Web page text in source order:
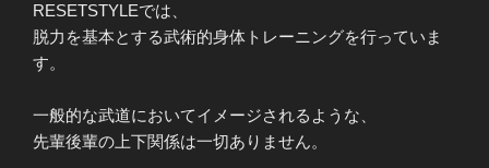
RESETSTYLEでは、
脱力を基本とする武術的身体トレーニングを行っていま
す。
一般的な武道においてイメージされるような、
先輩後輩の上下関係は一切ありません。